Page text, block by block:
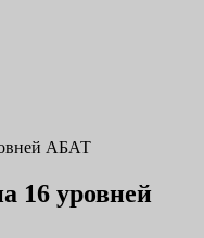
АБАТ
16 уровней